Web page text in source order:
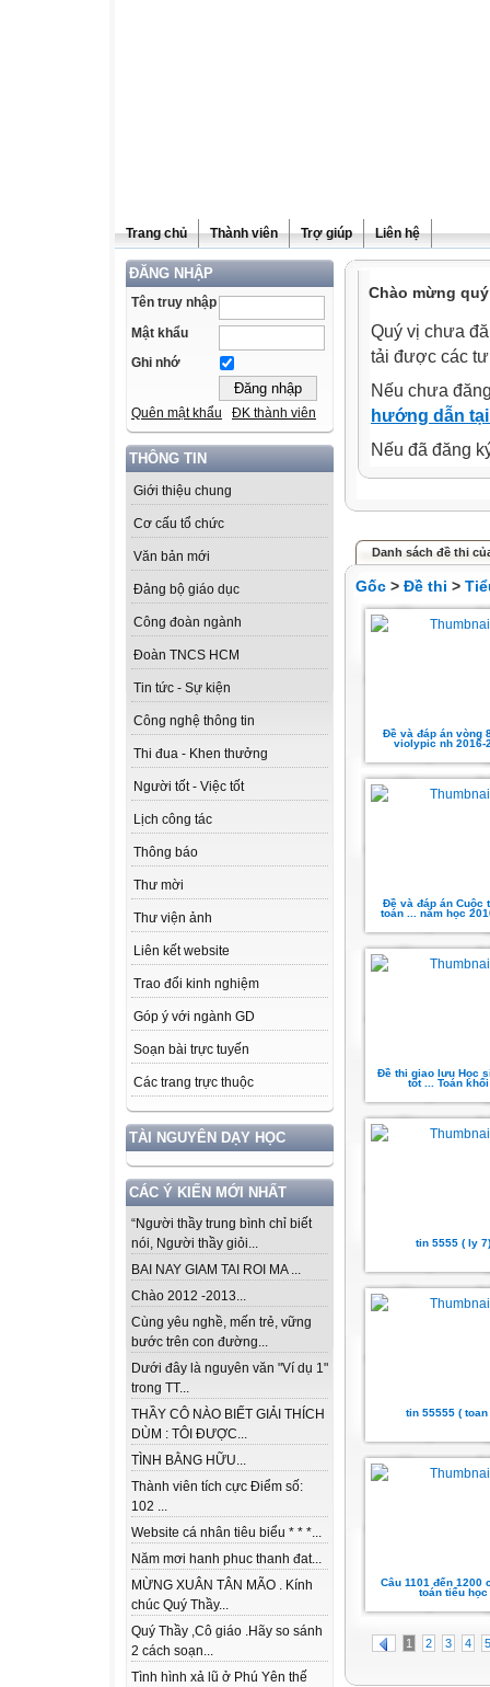
Trang chủ Thành viên Trợ giúp Liên hệ
ĐĂNG NHẬP
Tên truy nhập
Mật khẩu
Ghi nhớ
Quên mật khẩu ĐK thành viên
THÔNG TIN
Giới thiệu chung
Cơ cấu tổ chức
Văn bản mới
Đảng bộ giáo dục
Công đoàn ngành
Đoàn TNCS HCM
Tin tức - Sự kiện
Công nghệ thông tin
Thi đua - Khen thưởng
Người tốt - Việc tốt
Lịch công tác
Thông báo
Thư mời
Thư viện ảnh
Liên kết website
Trao đổi kinh nghiệm
Góp ý với ngành GD
Soạn bài trực tuyến
Các trang trực thuộc
TÀI NGUYÊN DẠY HỌC
CÁC Ý KIẾN MỚI NHẤT
“Người thầy trung bình chỉ biết
nói, Người thầy giỏi...
BAI NAY GIAM TAI ROI MA ...
Chào 2012 -2013...
Cùng yêu nghề, mến trẻ, vững
bước trên con đường...
Dưới đây là nguyên văn "Ví dụ 1"
trong TT...
THẦY CÔ NÀO BIẾT GIẢI THÍCH
DÙM : TÔI ĐƯỢC...
TÌNH BẰNG HỮU...
Thành viên tích cực Điểm số:
102 ...
Website cá nhân tiêu biểu * * *...
Năm mơi hanh phuc thanh đat...
MỪNG XUÂN TÂN MÃO . Kính
chúc Quý Thầy...
Quý Thầy ,Cô giáo .Hãy so sánh
2 cách soạn...
Tình hình xả lũ ở Phú Yên thế
Chào mừng
Quý vị chưa
tải được các
Nếu chưa
hướng dẫn
Nếu đã đăng
Danh sách đề thi
Gốc > Đề thi >
Đề và đáp án vòng
violypic nh 2016-
Đề và đáp án Cuộc
toán ... năm học
Đề thi giao lưu Học
tốt ... Toán
tin 5555 ( ly 7)
tin 55555 ( toan
Câu 1101 đến 1200
toán tiểu học
1 2 3 4 5